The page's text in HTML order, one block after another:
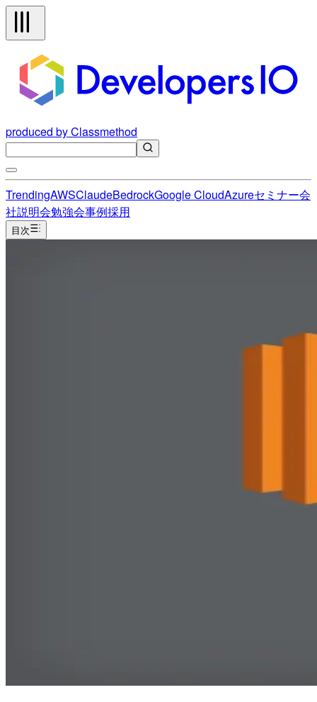
produced by Classmethod
TrendingAWSClaudeBedrockGoogle CloudAzureセミナー会
社説明会勉強会事例採用
目次